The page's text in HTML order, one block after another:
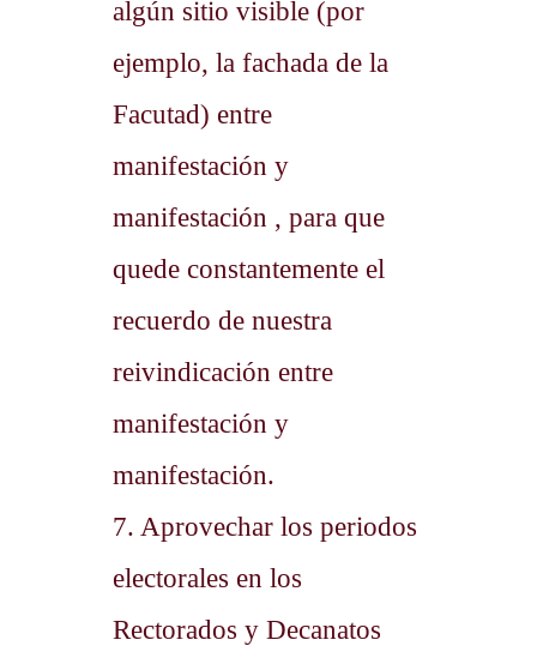
algún sitio visible (por
ejemplo, la fachada de la
Facutad) entre
manifestación y
manifestación , para que
quede constantemente el
recuerdo de nuestra
reivindicación entre
manifestación y
manifestación.
7. Aprovechar los periodos
electorales en los
Rectorados y Decanatos